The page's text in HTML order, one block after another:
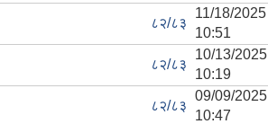
८२/८३
11/18/
10:51
८२/८३
10/13/
10:19
८२/८३
09/09/
10:47